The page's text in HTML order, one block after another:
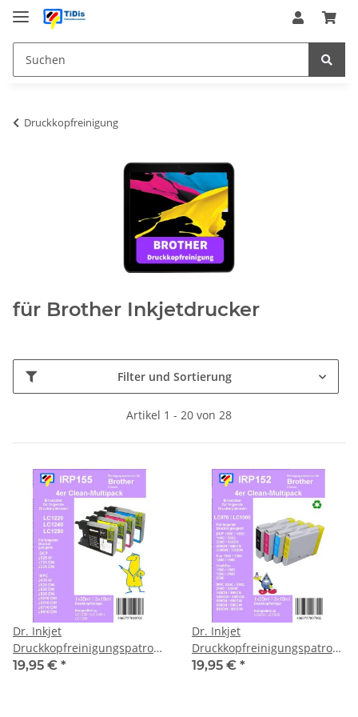
Druckkopfreinigung
für Brother Inkjetdrucker
Filter und Sortierung
Artikel 1 - 20 von 28
Dr. Inkjet
Druckkopfreinigungspatronen
für Brother
19,95 € *
Dr. Inkjet
Druckkopfreinigungspatronen
für Brother LC970/1000
19,95 € *